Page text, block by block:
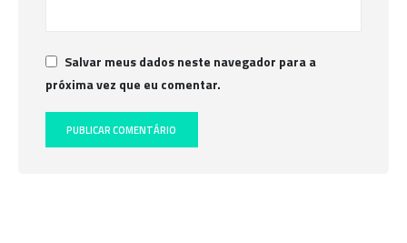
Salvar meus dados neste navegador para a
próxima vez que eu comentar.